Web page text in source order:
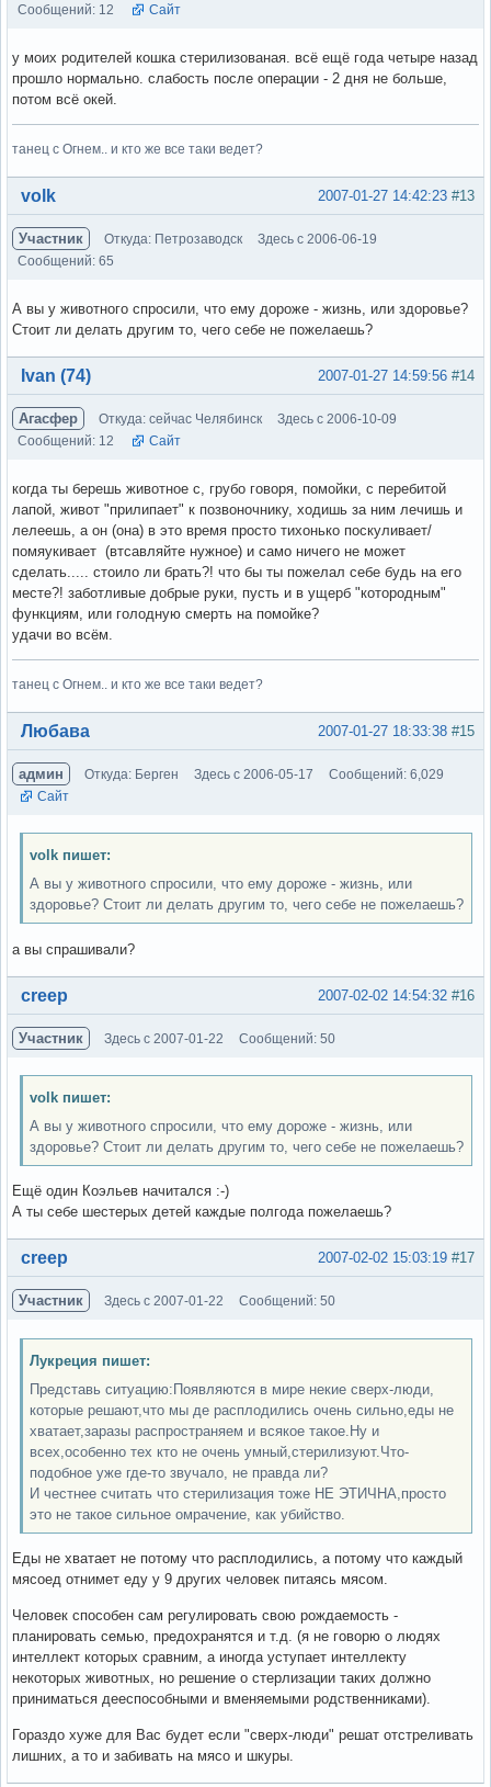
Сообщений: 12
Сайт
у моих родителей кошка стерилизованая. всё ещё года четыре назад
прошло нормально. слабость после операции - 2 дня не больше,
потом всё окей.
танец с Огнем.. и кто же все таки ведет?
Вне форума #13
2007-01-27 14:42:23
volk
Участник Откуда: Петрозаводск
Здесь с 2006-06-19
Сообщений: 65
А вы у животного спросили, что ему дороже - жизнь, или здоровье?
Стоит ли делать другим то, чего себе не пожелаешь?
Вне форума #14
2007-01-27 14:59:56
Ivan (74)
Агасфер Откуда: сейчас Челябинск
Здесь с 2006-10-09
Сообщений: 12
Сайт
когда ты берешь животное с, грубо говоря, помойки, с перебитой
лапой, живот "прилипает" к позвоночнику, ходишь за ним лечишь и
лелеешь, а он (она) в это время просто тихонько поскуливает/
помяукивает (втсавляйте нужное) и само ничего не может
сделать..... стоило ли брать?! что бы ты пожелал себе будь на его
месте?! заботливые добрые руки, пусть и в ущерб "котородным"
функциям, или голодную смерть на помойке?
удачи во всём.
танец с Огнем.. и кто же все таки ведет?
Вне форума #15
2007-01-27 18:33:38
Любава
админ Откуда: Берген Здесь с 2006-05-17
Сообщений: 6,029
Сайт
volk пишет:
А вы у животного спросили, что ему дороже - жизнь, или
здоровье? Стоит ли делать другим то, чего себе не пожелаешь?
а вы спрашивали?
Вне форума #16
2007-02-02 14:54:32
creep
Участник Здесь с 2007-01-22 Сообщений: 50
volk пишет:
А вы у животного спросили, что ему дороже - жизнь, или
здоровье? Стоит ли делать другим то, чего себе не пожелаешь?
Ещё один Коэльев начитался :-)
А ты себе шестерых детей каждые полгода пожелаешь?
Вне форума #17
2007-02-02 15:03:19
creep
Участник Здесь с 2007-01-22 Сообщений: 50
Лукреция пишет:
Представь ситуацию:Появляются в мире некие сверх-люди,
которые решают,что мы де расплодились очень сильно,еды не
хватает,заразы распространяем и всякое такое.Ну и
всех,особенно тех кто не очень умный,стерилизуют.Что-
подобное уже где-то звучало, не правда ли?
И честнее считать что стерилизация тоже НЕ ЭТИЧНА,просто
это не такое сильное омрачение, как убийство.
Еды не хватает не потому что расплодились, а потому что каждый
мясоед отнимет еду у 9 других человек питаясь мясом.
Человек способен сам регулировать свою рождаемость -
планировать семью, предохранятся и т.д. (я не говорю о людях
интеллект которых сравним, а иногда уступает интеллекту
некоторых животных, но решение о стерлизации таких должно
приниматься дееспособными и вменяемыми родственниками).
Гораздо хуже для Вас будет если "сверх-люди" решат отстреливать
лишних, а то и забивать на мясо и шкуры.